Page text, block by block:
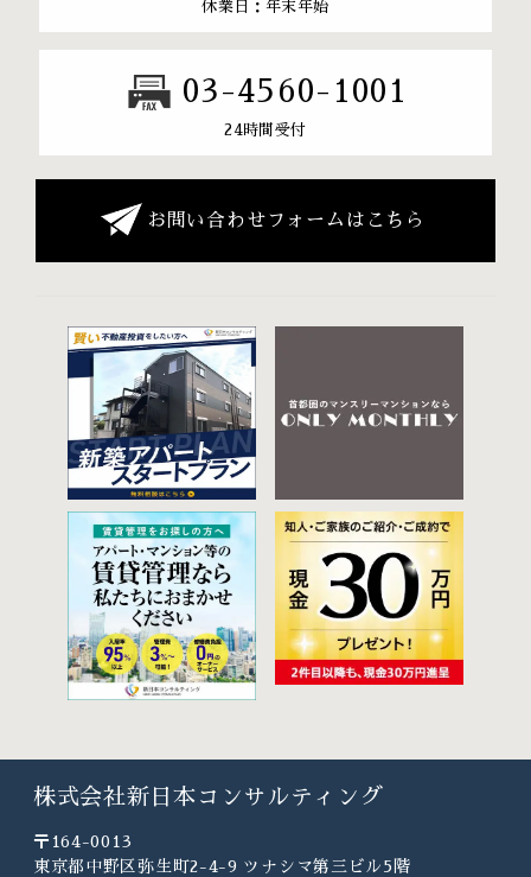
休業日：年末年始
03-4560-1001
24時間受付
お問い合わせフォームはこちら
株式会社新日本コンサルティング
〒164-0013
東京都中野区弥生町2-4-9 ツナシマ第三ビル5階